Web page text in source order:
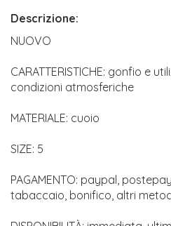
Descrizione:
NUOVO
CARATTERISTICHE: gonfio e
condizioni atmosferiche
MATERIALE: cuoio
SIZE: 5
PAGAMENTO: paypal,
tabaccaio, bonifico, altri